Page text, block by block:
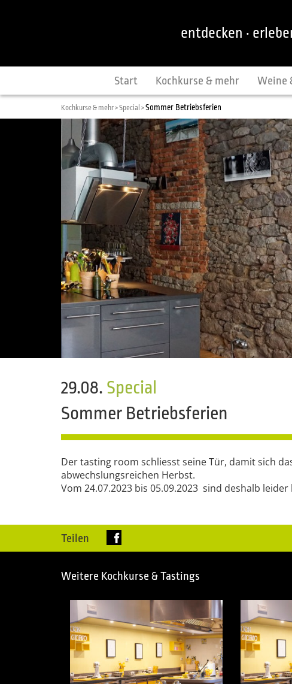
entdecken ·
Start Kochkurse & mehr Weine
Kochkurse & mehr >Special >Sommer Betriebsferien
29.08. Special
Sommer Betriebsferien
Der tasting room schliesst seine Tür, damit sich
abwechslungsreichen Herbst.
Vom 24.07.2023 bis 05.09.2023 sind deshalb
Teilen
Weitere Kochkurse & Tastings